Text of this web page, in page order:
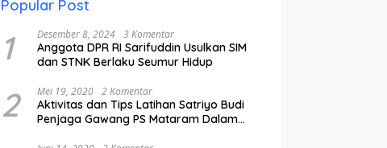
Popular Post
1 Desember 8, 2024 3 Komentar
Anggota DPR RI Sarifuddin Usulkan SIM
dan STNK Berlaku Seumur Hidup
2 Mei 19, 2020 2 Komentar
Aktivitas dan Tips Latihan Satriyo Budi
Penjaga Gawang PS Mataram Dalam